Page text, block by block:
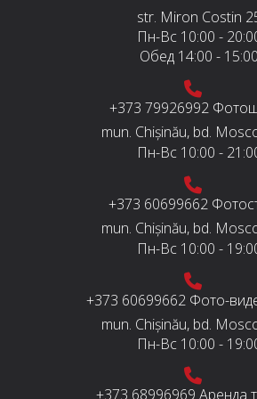
str. Miron Costin
Пн-Вс 10:00 -
Обед 14:00 - 15:00
+373 79926992
mun. Chișinău, bd.
Пн-Вс 10:00 -
+373 60699662
mun. Chișinău, bd.
Пн-Вс 10:00 -
+373 60699662 Фото-
mun. Chișinău, bd.
Пн-Вс 10:00 -
+373 68996969 Аренда